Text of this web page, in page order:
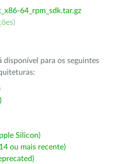
64_rpm_sdk.tar.gz
)
para os seguintes
Silicon)
ou mais recente)